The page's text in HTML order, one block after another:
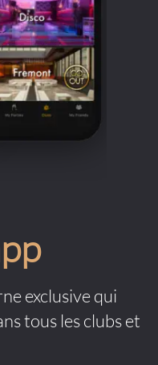
exclusive qui
tous les clubs et